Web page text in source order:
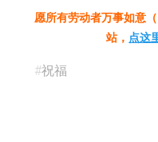
愿所有劳动者万事如意
站， 点这
#祝福